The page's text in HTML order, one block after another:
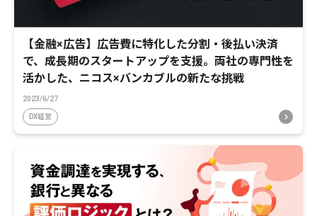
【金融×広告】広告費に特化した分割・後払い決済
で、成長期のスタートアップを支援。両社の専門性を
活かした、ニコス×バンカブルの新たな挑戦
2023/6/27
DX経営